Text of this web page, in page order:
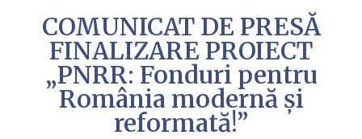
COMUNICAT DE PRESĂ
FINALIZARE PROIECT
„PNRR: Fonduri pentru
România modernă și
reformată!”